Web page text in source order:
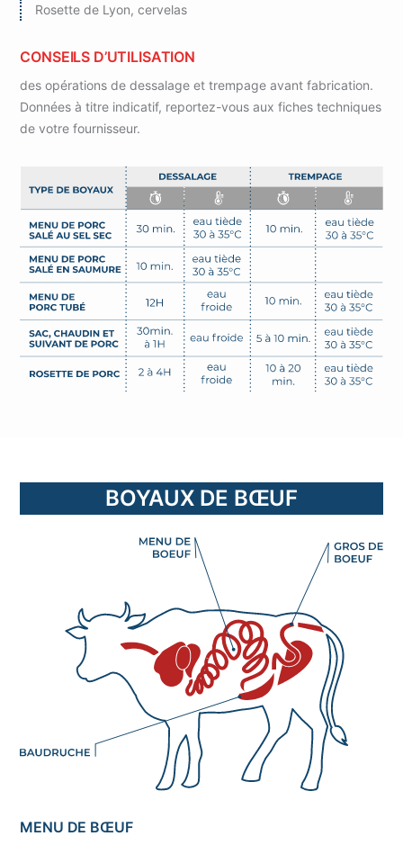
Rosette de Lyon, cervelas
CONSEILS D’UTILISATION
des opérations de dessalage et trempage avant fabrication.
Données à titre indicatif, reportez-vous aux fiches techniques
de votre fournisseur.
BOYAUX DE BŒUF
MENU DE BŒUF